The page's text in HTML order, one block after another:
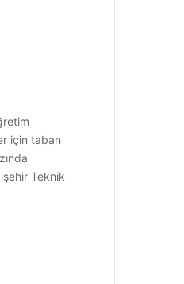
için taban
Teknik